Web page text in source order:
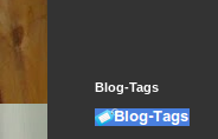
Blog-Tags